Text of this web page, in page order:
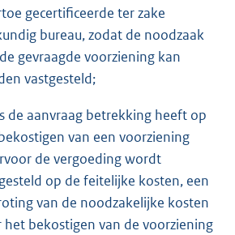
gecertificeerde ter zake
bureau, zodat de noodzaak
gevraagde voorziening kan
vastgesteld;
de aanvraag betrekking heeft op
van een voorziening
de vergoeding wordt
op de feitelijke kosten, een
van de noodzakelijke kosten
het bekostigen van de voorziening